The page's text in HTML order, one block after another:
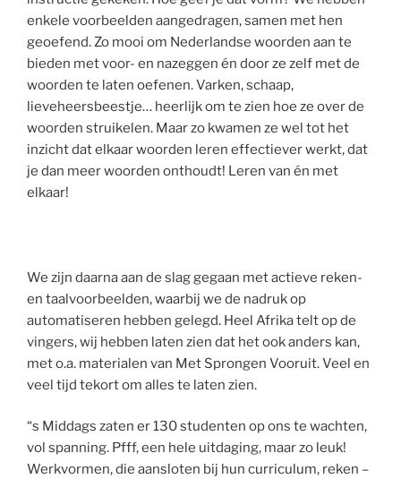
enkele voorbeelden aangedragen, samen met hen
geoefend. Zo mooi om Nederlandse woorden aan te
bieden met voor- en nazeggen én door ze zelf met de
woorden te laten oefenen. Varken, schaap,
lieveheersbeestje… heerlijk om te zien hoe ze over de
woorden struikelen. Maar zo kwamen ze wel tot het
inzicht dat elkaar woorden leren effectiever werkt, dat
je dan meer woorden onthoudt! Leren van én met
elkaar!
We zijn daarna aan de slag gegaan met actieve reken-
en taalvoorbeelden, waarbij we de nadruk op
automatiseren hebben gelegd. Heel Afrika telt op de
vingers, wij hebben laten zien dat het ook anders kan,
met o.a. materialen van Met Sprongen Vooruit. Veel en
veel tijd tekort om alles te laten zien.
“s Middags zaten er 130 studenten op ons te wachten,
vol spanning. Pfff, een hele uitdaging, maar zo leuk!
Werkvormen, die aansloten bij hun curriculum, reken –